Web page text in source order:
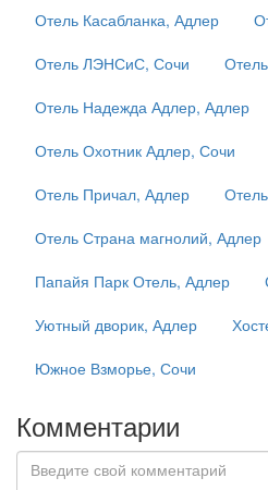
Отель Касабланка, Адлер
Отель ЛЭНСиС, Сочи
Отель Надежда Адлер, Адлер
Отель Охотник Адлер, Сочи
Отель Причал, Адлер
Отель Страна магнолий, Адлер
Папайя Парк Отель, Адлер
Уютный дворик, Адлер
Южное Взморье, Сочи
Комментарии